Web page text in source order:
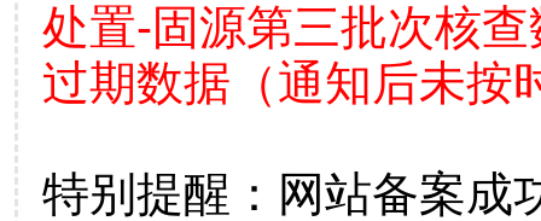
处置-固源第三批次核
过期数据（通知后未按
特别提醒：网站备案成